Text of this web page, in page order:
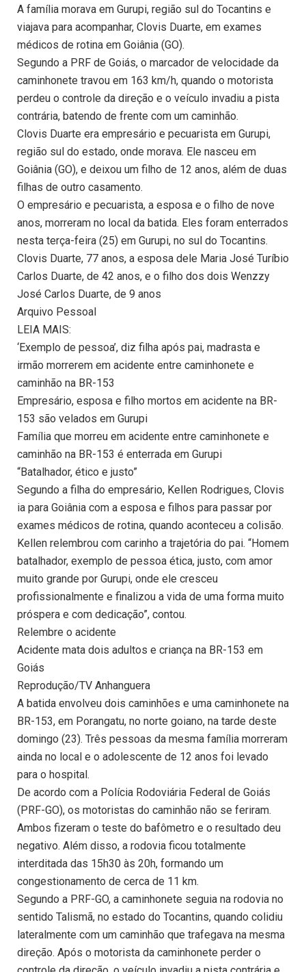
A família morava em Gurupi, região sul do Tocantins e
viajava para acompanhar, Clovis Duarte, em exames
médicos de rotina em Goiânia (GO).
Segundo a PRF de Goiás, o marcador de velocidade da
caminhonete travou em 163 km/h, quando o motorista
perdeu o controle da direção e o veículo invadiu a pista
contrária, batendo de frente com um caminhão.
Clovis Duarte era empresário e pecuarista em Gurupi,
região sul do estado, onde morava. Ele nasceu em
Goiânia (GO), e deixou um filho de 12 anos, além de duas
filhas de outro casamento.
O empresário e pecuarista, a esposa e o filho de nove
anos, morreram no local da batida. Eles foram enterrados
nesta terça-feira (25) em Gurupi, no sul do Tocantins.
Clovis Duarte, 77 anos, a esposa dele Maria José Turíbio
Carlos Duarte, de 42 anos, e o filho dos dois Wenzzy
José Carlos Duarte, de 9 anos
Arquivo Pessoal
LEIA MAIS:
‘Exemplo de pessoa’, diz filha após pai, madrasta e
irmão morrerem em acidente entre caminhonete e
caminhão na BR-153
Empresário, esposa e filho mortos em acidente na BR-
153 são velados em Gurupi
Família que morreu em acidente entre caminhonete e
caminhão na BR-153 é enterrada em Gurupi
“Batalhador, ético e justo”
Segundo a filha do empresário, Kellen Rodrigues, Clovis
ia para Goiânia com a esposa e filhos para passar por
exames médicos de rotina, quando aconteceu a colisão.
Kellen relembrou com carinho a trajetória do pai. “Homem
batalhador, exemplo de pessoa ética, justo, com amor
muito grande por Gurupi, onde ele cresceu
profissionalmente e finalizou a vida de uma forma muito
próspera e com dedicação”, contou.
Relembre o acidente
Acidente mata dois adultos e criança na BR-153 em
Goiás
Reprodução/TV Anhanguera
A batida envolveu dois caminhões e uma caminhonete na
BR-153, em Porangatu, no norte goiano, na tarde deste
domingo (23). Três pessoas da mesma família morreram
ainda no local e o adolescente de 12 anos foi levado
para o hospital.
De acordo com a Polícia Rodoviária Federal de Goiás
(PRF-GO), os motoristas do caminhão não se feriram.
Ambos fizeram o teste do bafômetro e o resultado deu
negativo. Além disso, a rodovia ficou totalmente
interditada das 15h30 às 20h, formando um
congestionamento de cerca de 11 km.
Segundo a PRF-GO, a caminhonete seguia na rodovia no
sentido Talismã, no estado do Tocantins, quando colidiu
lateralmente com um caminhão que trafegava na mesma
direção. Após o motorista da caminhonete perder o